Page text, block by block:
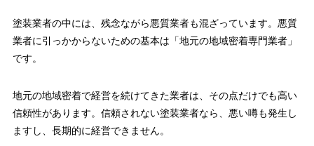
塗装業者の中には、残念ながら悪質業者も混ざっています。悪質
業者に引っかからないための基本は「地元の地域密着専門業者」
です。
地元の地域密着で経営を続けてきた業者は、その点だけでも高い
信頼性があります。信頼されない塗装業者なら、悪い噂も発生し
ますし、長期的に経営できません。